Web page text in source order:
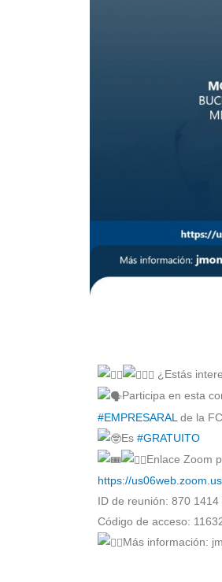
¿Estás
Participa en esta
#EMPRESARAL de la
Es #GRATUITO
Enlace Zoom
https://
ID de reunión: 870 1414
Código de acceso:
Más información: